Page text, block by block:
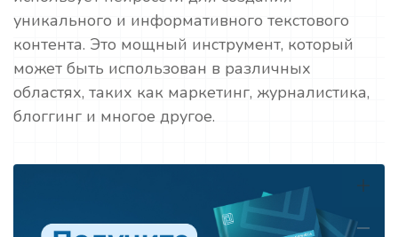
уникального и информативного текстового
контента. Это мощный инструмент, который
может быть использован в различных
областях, таких как маркетинг, журналистика,
блоггинг и многое другое.